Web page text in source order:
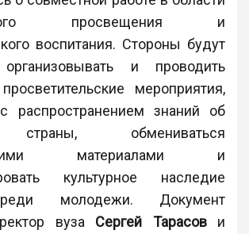
просвещения и
воспитания. Стороны будут
и проводить
мероприятия,
распространением знаний об
страны, обмениваться
материалами и
культурное наследие
молодежи. Документ
вуза Сергей Тарасови